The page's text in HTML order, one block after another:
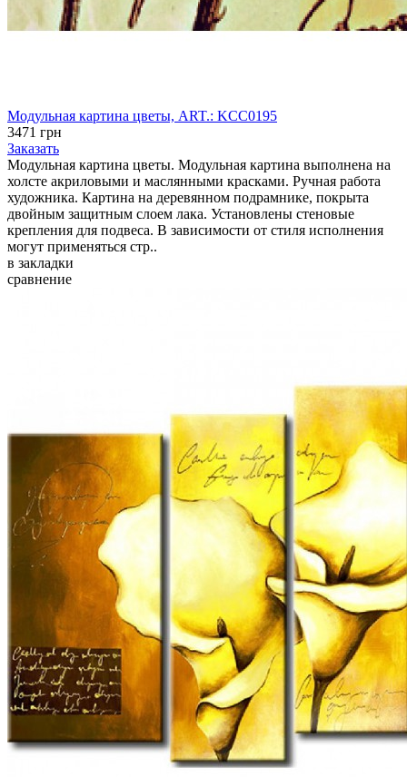
Модульная картина цветы, ART.: KCC0195
3471 грн
Заказать
Модульная картина цветы. Модульная картина выполнена на
холсте акриловыми и маслянными красками. Ручная работа
художника. Картина на деревянном подрамнике, покрыта
двойным защитным слоем лака. Установлены стеновые
крепления для подвеса. В зависимости от стиля исполнения
могут применяться стр..
в закладки
сравнение